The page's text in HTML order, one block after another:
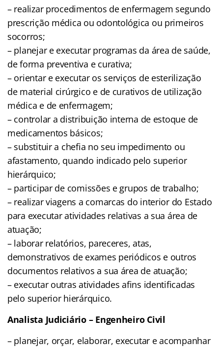
– realizar procedimentos de enfermagem segundo
prescrição médica ou odontológica ou primeiros
socorros;
– planejar e executar programas da área de saúde,
de forma preventiva e curativa;
– orientar e executar os serviços de esterilização
de material cirúrgico e de curativos de utilização
médica e de enfermagem;
– controlar a distribuição interna de estoque de
medicamentos básicos;
– substituir a chefia no seu impedimento ou
afastamento, quando indicado pelo superior
hierárquico;
– participar de comissões e grupos de trabalho;
– realizar viagens a comarcas do interior do Estado
para executar atividades relativas a sua área de
atuação;
– laborar relatórios, pareceres, atas,
demonstrativos de exames periódicos e outros
documentos relativos a sua área de atuação;
– executar outras atividades afins identificadas
pelo superior hierárquico.
Analista Judiciário – Engenheiro Civil
– planejar, orçar, elaborar, executar e acompanhar